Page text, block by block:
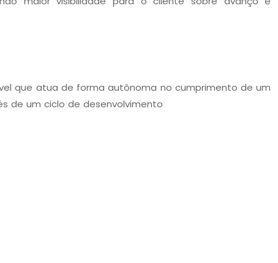
que atua de forma autônoma no cumprimento de um
de um ciclo de desenvolvimento